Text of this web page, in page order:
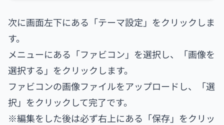
次に画面左下にある「テーマ設定」をクリックしま
す。
メニューにある「ファビコン」を選択し、「画像を
選択する」をクリックします。
ファビコンの画像ファイルをアップロードし、「選
択」をクリックして完了です。
※編集をした後は必ず右上にある「保存」をクリッ